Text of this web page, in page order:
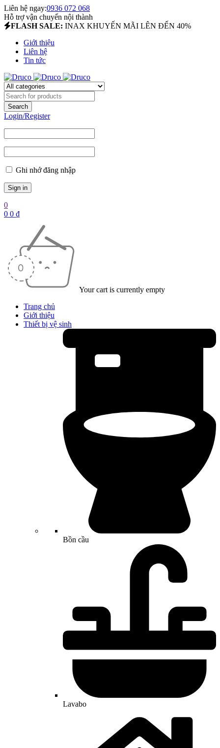
Liên hệ ngay:0936 072 068
Hỗ trợ vận chuyển nội thành
FLASH SALE: INAX KHUYẾN MÃI LÊN ĐẾN 40%
Giới thiệu
Liên hệ
Tin tức
Login/Register
Ghi nhớ đăng nhập
0
0 0 ₫
Your cart is currently empty
Trang chủ
Giới thiệu
Thiết bị vệ sinh
Bồn cầu
Lavabo